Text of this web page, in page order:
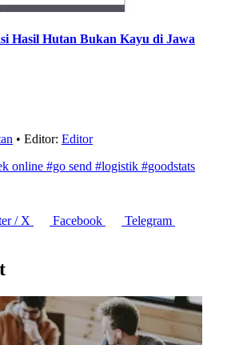
Hasil Hutan Bukan Kayu di Jawa
• Editor: Editor
online #go send #logistik #goodstats
/ X Facebook
Telegram